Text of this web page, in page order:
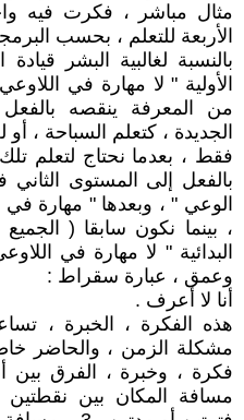
مثال مباشر ، فكرت فيه
الأربعة للتعلم ، بحسب
بالنسبة لغالبية البشر
الأولية " لا مهارة في
من المعرفة ينقصه بالفعل
الجديدة ، كتعلم السباحة ،
فقط ، بعدما نحتاج لتعلم
بالفعل إلى المستوى
الوعي " ، وبعدها " مهارة في
، بينما نكون سابقا (
البدائية " لا مهارة في
وعمق ، عبارة سقراط :
أنا لا أعرف .
هذه الفكرة ، الخبرة ،
مشكلة الزمن ، والحاضر